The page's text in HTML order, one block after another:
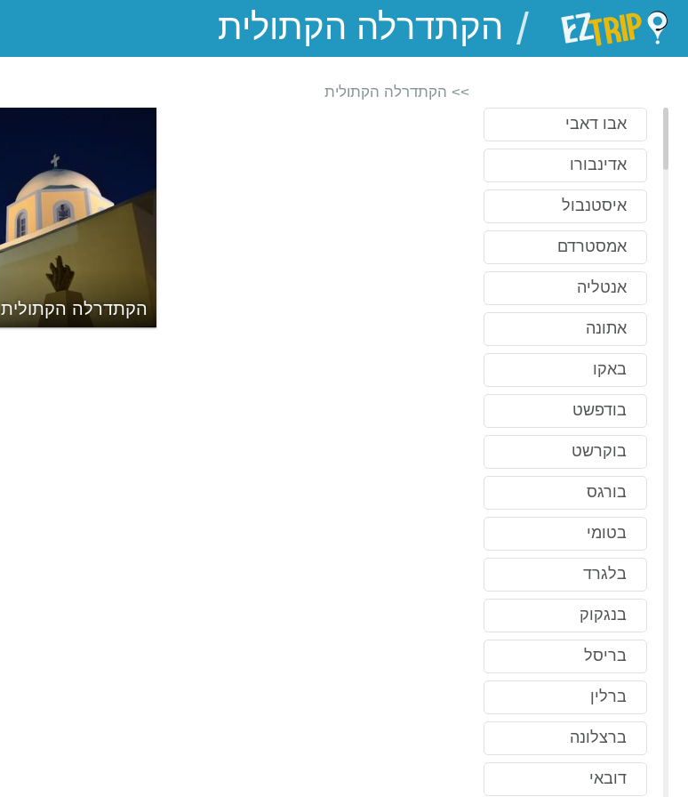
EZTrip
/
אבו דאבי
אדינבורו
איסטנבול
אמסטרדם
אנטליה
אתונה
באקו
בודפשט
בוקרשט
בורגס
בטומי
בלגרד
בנגקוק
בריסל
ברלין
ברצלונה
דובאי
>> הקתדרלה הקתולית
הקתדרלה הקתולית